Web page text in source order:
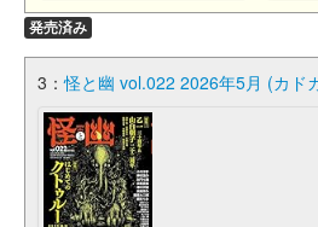
発売済み
3：怪と幽 vol.022 2026年5月 (カド